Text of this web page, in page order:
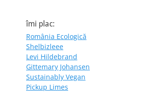
îmi plac:
România Ecologică
Shelbizleee
Levi Hildebrand
Gittemary Johansen
Sustainably Vegan
Pickup Limes